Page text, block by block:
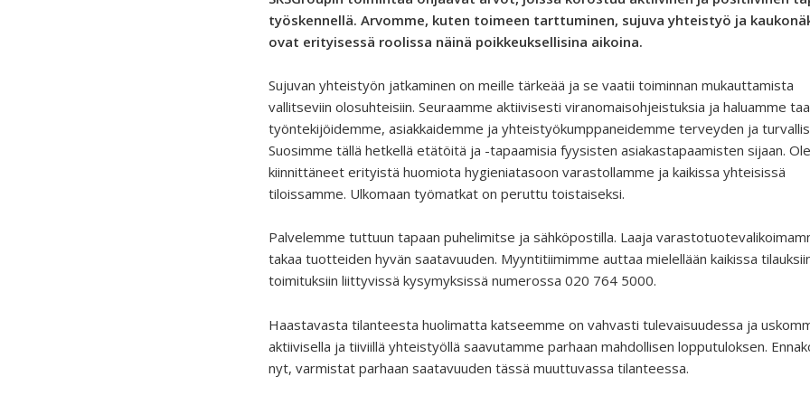
työskennellä. Arvomme, kuten toimeen tarttuminen, sujuva yhteistyö ja
ovat erityisessä roolissa näinä poikkeuksellisina aikoina.
Sujuvan yhteistyön jatkaminen on meille tärkeää ja se vaatii toiminnan mukauttamista
vallitseviin olosuhteisiin. Seuraamme aktiivisesti viranomaisohjeistuksia ja haluamme
työntekijöidemme, asiakkaidemme ja yhteistyökumppaneidemme terveyden ja
Suosimme tällä hetkellä etätöitä ja -tapaamisia fyysisten asiakastapaamisten sijaan.
kiinnittäneet erityistä huomiota hygieniatasoon varastollamme ja kaikissa yhteisissä
tiloissamme. Ulkomaan työmatkat on peruttu toistaiseksi.
Palvelemme tuttuun tapaan puhelimitse ja sähköpostilla. Laaja
takaa tuotteiden hyvän saatavuuden. Myyntitiimimme auttaa mielellään kaikissa
toimituksiin liittyvissä kysymyksissä numerossa 020 764 5000.
Haastavasta tilanteesta huolimatta katseemme on vahvasti tulevaisuudessa ja
aktiivisella ja tiiviillä yhteistyöllä saavutamme parhaan mahdollisen lopputuloksen.
nyt, varmistat parhaan saatavuuden tässä muuttuvassa tilanteessa.